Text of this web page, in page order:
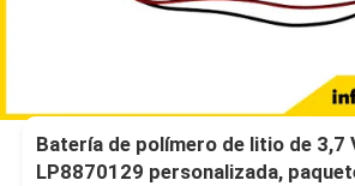
Batería de polímero de litio de 3,7
LP8870129 personalizada,